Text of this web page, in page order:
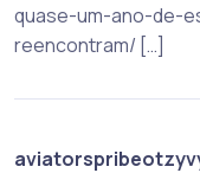
quase-um-ano-de-
reencontram/ […]